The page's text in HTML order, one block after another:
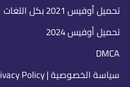
تحميل أوفيس 2021 بكل اللغات
تحميل أوفيس 2024
DMCA
سياسة الخصوصية | Privacy Policy